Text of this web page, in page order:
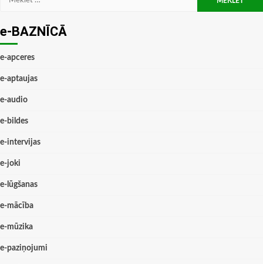
e-BAZNĪCĀ
e-apceres
e-aptaujas
e-audio
e-bildes
e-intervijas
e-joki
e-lūgšanas
e-mācība
e-mūzika
e-paziņojumi